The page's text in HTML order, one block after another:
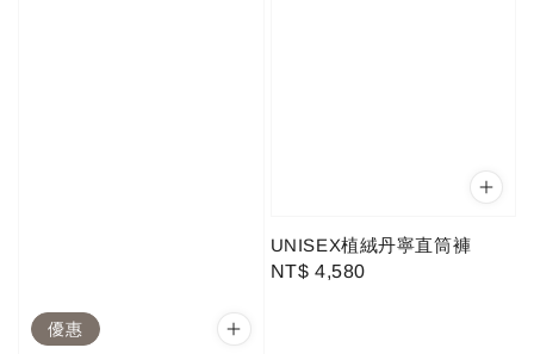
優惠
UNISEX植絨丹寧直筒褲
Regular
NT$ 4,580